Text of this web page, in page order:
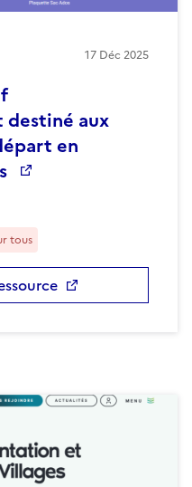
17 Déc 2025
destiné aux
en
tous